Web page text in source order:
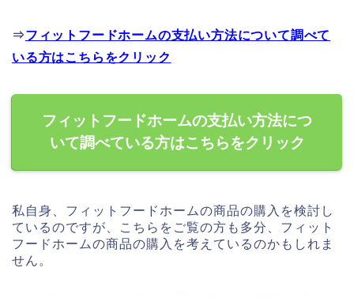
⇒フィットフードホームの支払い方法について調べて
いる方はこちらをクリック
フィットフードホームの支払い方法につ
いて調べている方はこちらをクリック
私自身、フィットフードホームの商品の購入を検討し
ているのですが、こちらをご覧の方も多分、フィット
フードホームの商品の購入を考えているのかもしれま
せん。